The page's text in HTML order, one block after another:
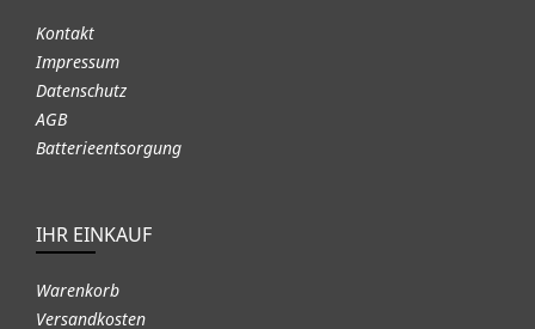
Kontakt
Impressum
Datenschutz
AGB
Batterieentsorgung
IHR EINKAUF
Warenkorb
Versandkosten